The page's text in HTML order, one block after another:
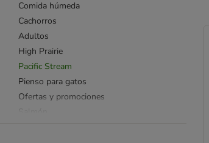
Comida húmeda
Cachorros
Adultos
High Prairie
Pacific Stream
Pienso para gatos
Ofertas y promociones